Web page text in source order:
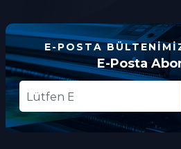
E-POSTA
E-Posta